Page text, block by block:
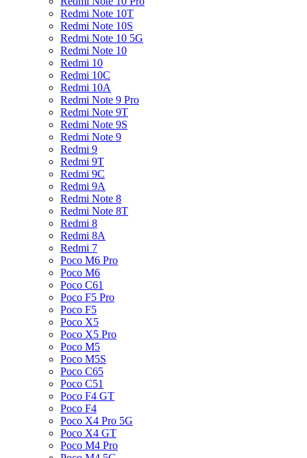
Redmi Note 10T
Redmi Note 10S
Redmi Note 10 5G
Redmi Note 10
Redmi 10
Redmi 10C
Redmi 10A
Redmi Note 9 Pro
Redmi Note 9T
Redmi Note 9S
Redmi Note 9
Redmi 9
Redmi 9T
Redmi 9C
Redmi 9A
Redmi Note 8
Redmi Note 8T
Redmi 8
Redmi 8A
Redmi 7
Poco M6 Pro
Poco M6
Poco C61
Poco F5 Pro
Poco F5
Poco X5
Poco X5 Pro
Poco M5
Poco M5S
Poco C65
Poco C51
Poco F4 GT
Poco F4
Poco X4 Pro 5G
Poco X4 GT
Poco M4 Pro